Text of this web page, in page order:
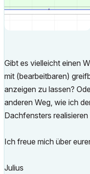
Gibt es vielleicht einen
mit (bearbeitbaren)
anzeigen zu lassen?
anderen Weg, wie ich
Dachfensters realisieren
Ich freue mich über
Julius